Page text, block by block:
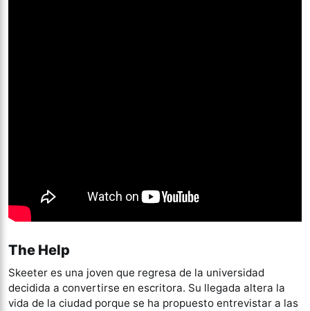
The Help
Skeeter es una joven que regresa de la universidad
decidida a convertirse en escritora. Su llegada altera la
vida de la ciudad porque se ha propuesto entrevistar a las